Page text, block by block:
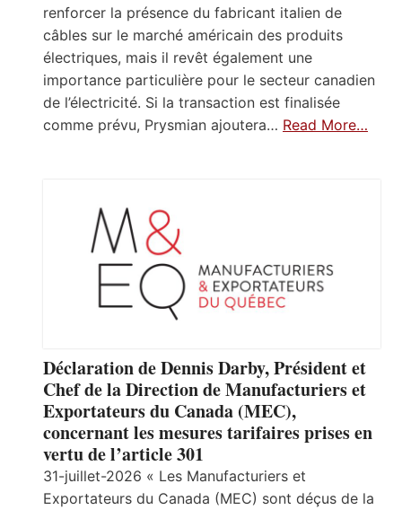
renforcer la présence du fabricant italien de
câbles sur le marché américain des produits
électriques, mais il revêt également une
importance particulière pour le secteur canadien
de l’électricité. Si la transaction est finalisée
comme prévu, Prysmian ajoutera… Read More…
Déclaration de Dennis Darby, Président et
Chef de la Direction de Manufacturiers et
Exportateurs du Canada (MEC),
concernant les mesures tarifaires prises en
vertu de l’article 301
31-juillet-2026 « Les Manufacturiers et
Exportateurs du Canada (MEC) sont déçus de la